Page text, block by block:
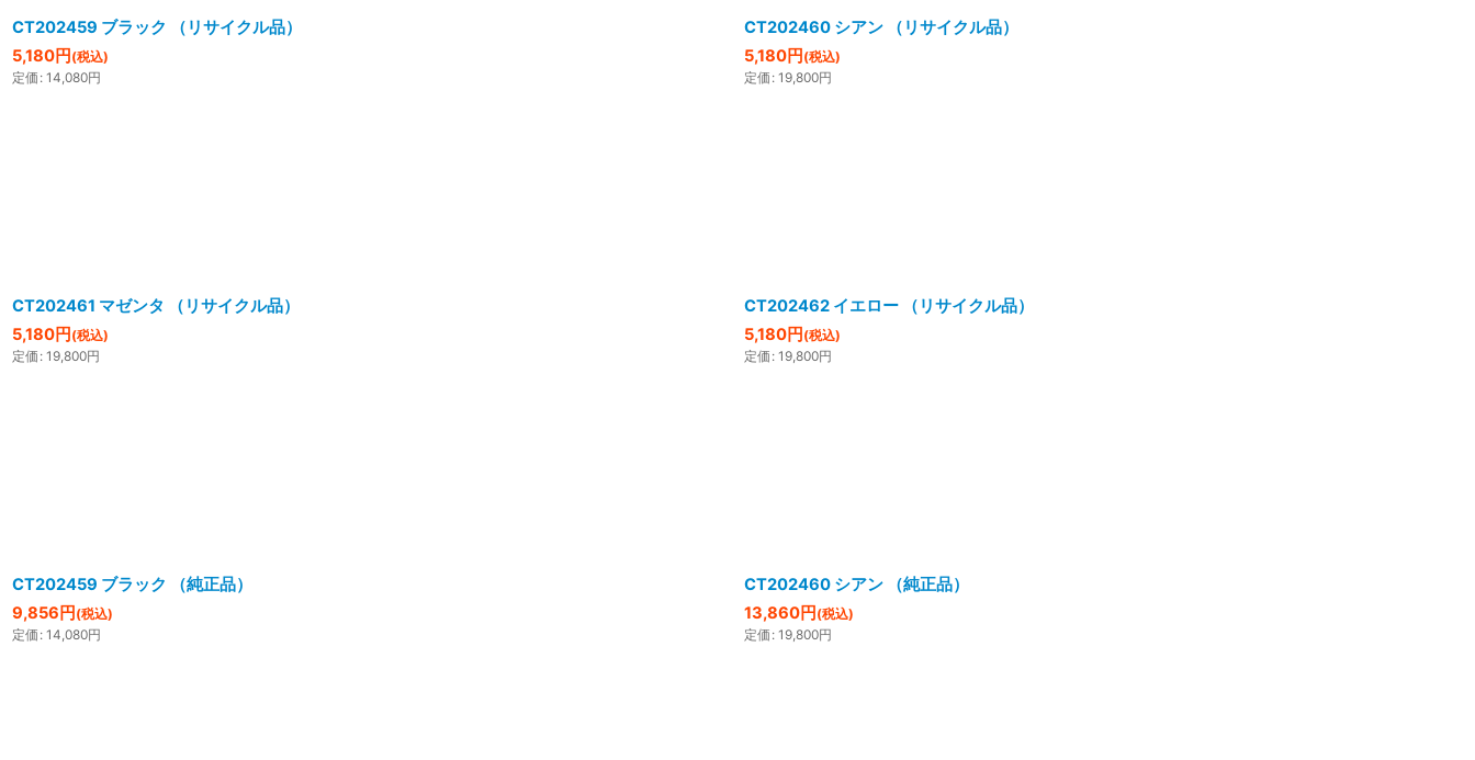
CT202459 ブラック （リサイクル品）
5,180円 (税込)
定価 : 14,080円
CT202460 シアン （リサイクル品）
5,180円 (税込)
定価 : 19,800円
CT202461 マゼンタ （リサイクル品）
5,180円 (税込)
定価 : 19,800円
CT202462 イエロー （リサイクル品）
5,180円 (税込)
定価 : 19,800円
CT202459 ブラック （純正品）
9,856 円 (税込)
定価 : 14,080円
CT202460 シアン （純正品）
13,860円 (税込)
定価 : 19,800円